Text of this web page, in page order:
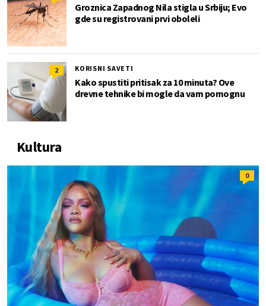
Groznica Zapadnog Nila stigla u Srbiju; Evo
gde su registrovani prvi oboleli
2 KORISNI SAVETI
Kako spustiti pritisak za 10 minuta? Ove
drevne tehnike bi mogle da vam pomognu
Kultura
0